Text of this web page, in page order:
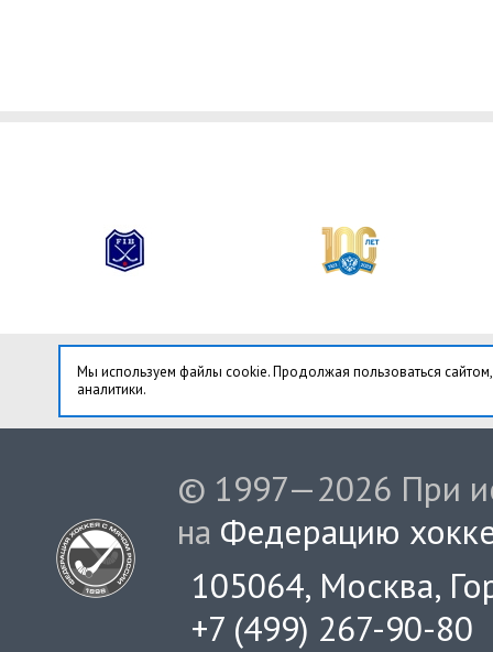
Мы используем файлы cookie. Продолжая пользоваться
аналитики.
© 1997—2026 При
на Федерацию
105064, Москва,
+7 (499) 267-90-80